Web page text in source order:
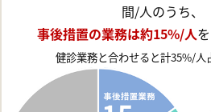
間/人のうち、
事後措置の業務は約15%/人
健診業務と合わせると計35%/